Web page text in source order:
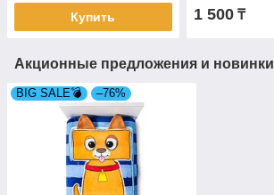
Купить 1 500₸
Акционные предложения и новинки
BIG SALE💣 –76%